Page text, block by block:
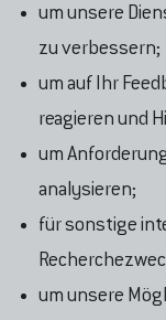
um unsere
zu verbessern;
um auf Ihr
reagieren und
um
analysieren;
für sonstige
um unsere